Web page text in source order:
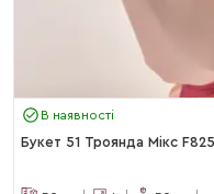
В наявності
Букет 51 Троянда Мікс F825